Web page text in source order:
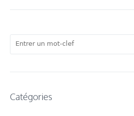
Catégories